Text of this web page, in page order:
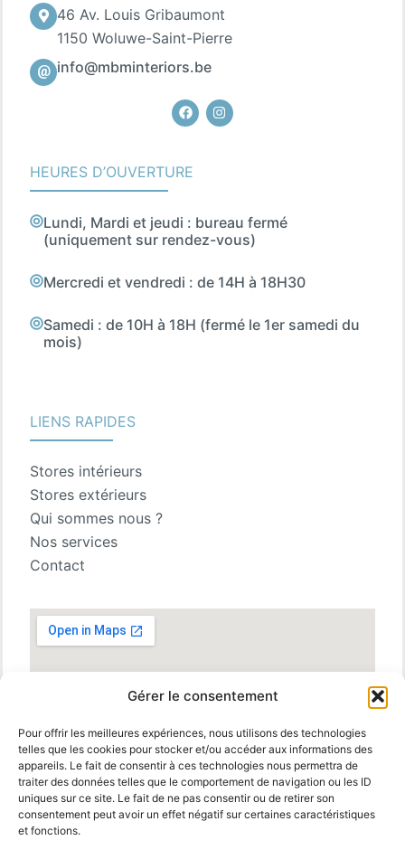
Gérer le consentement
Pour offrir les meilleures expériences, nous utilisons des technologies
telles que les cookies pour stocker et/ou accéder aux informations des
appareils. Le fait de consentir à ces technologies nous permettra de
traiter des données telles que le comportement de navigation ou les ID
uniques sur ce site. Le fait de ne pas consentir ou de retirer son
consentement peut avoir un effet négatif sur certaines caractéristiques
et fonctions.
46 Av. Louis Gribaumont
1150 Woluwe-Saint-Pierre
info@mbminteriors.be
FacebookInstagram
HEURES D’OUVERTURE
Lundi, Mardi et jeudi : bureau fermé
(uniquement sur rendez-vous)
Mercredi et vendredi : de 14H à 18H30
Samedi : de 10H à 18H (fermé le 1er samedi du
mois)
LIENS RAPIDES
Stores intérieurs
Stores extérieurs
Qui sommes nous ?
Nos services
Contact